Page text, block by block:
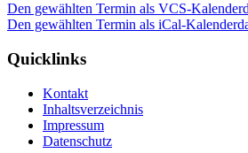
Den gewählten Termin als VCS-
Den gewählten Termin als iCal-
Quicklinks
Kontakt
Inhaltsverzeichnis
Impressum
Datenschutz